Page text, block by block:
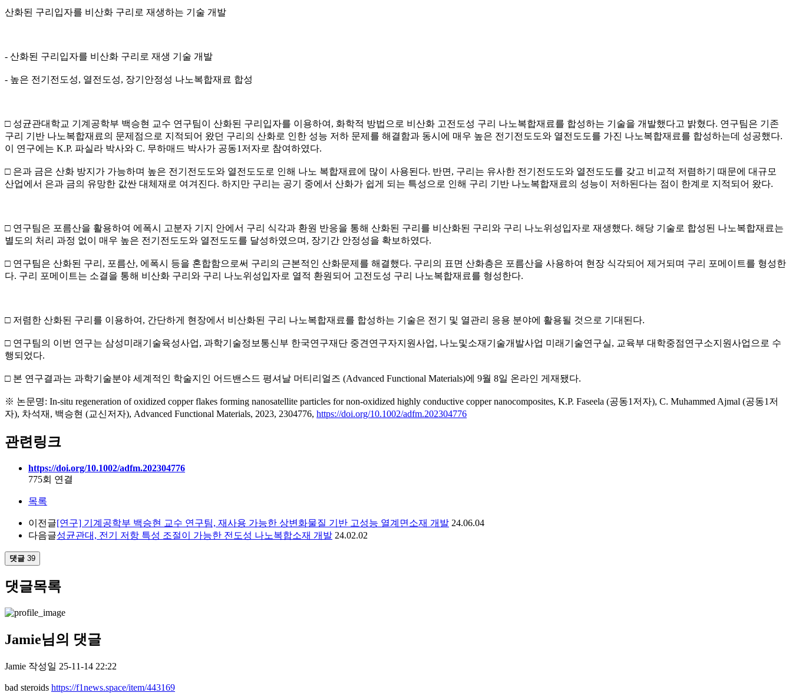
산화된 구리입자를 비산화 구리로 재생하는 기술 개발
- 산화된 구리입자를 비산화 구리로 재생 기술 개발
- 높은 전기전도성, 열전도성, 장기안정성 나노복합재료 합성
□ 성균관대학교 기계공학부 백승현 교수 연구팀이 산화된 구리입자를 이용하여, 화학적 방법으로 비산화 고전도성 구리 나노복합재료를 합성하는 기술을 개발했다고 밝혔다. 연구팀은 기존
구리 기반 나노복합재료의 문제점으로 지적되어 왔던 구리의 산화로 인한 성능 저하 문제를 해결함과 동시에 매우 높은 전기전도도와 열전도도를 가진 나노복합재료를 합성하는데 성공했다.
이 연구에는 K.P. 파실라 박사와 C. 무하매드 박사가 공동1저자로 참여하였다.
□ 은과 금은 산화 방지가 가능하며 높은 전기전도도와 열전도도로 인해 나노 복합재료에 많이 사용된다. 반면, 구리는 유사한 전기전도도와 열전도도를 갖고 비교적 저렴하기 때문에 대규모
산업에서 은과 금의 유망한 값싼 대체재로 여겨진다. 하지만 구리는 공기 중에서 산화가 쉽게 되는 특성으로 인해 구리 기반 나노복합재료의 성능이 저하된다는 점이 한계로 지적되어 왔다.
□ 연구팀은 포름산을 활용하여 에폭시 고분자 기지 안에서 구리 식각과 환원 반응을 통해 산화된 구리를 비산화된 구리와 구리 나노위성입자로 재생했다. 해당 기술로 합성된 나노복합재료는
별도의 처리 과정 없이 매우 높은 전기전도도와 열전도도를 달성하였으며, 장기간 안정성을 확보하였다.
□ 연구팀은 산화된 구리, 포름산, 에폭시 등을 혼합함으로써 구리의 근본적인 산화문제를 해결했다. 구리의 표면 산화층은 포름산을 사용하여 현장 식각되어 제거되며 구리 포메이트를 형성한
다. 구리 포메이트는 소결을 통해 비산화 구리와 구리 나노위성입자로 열적 환원되어 고전도성 구리 나노복합재료를 형성한다.
□ 저렴한 산화된 구리를 이용하여, 간단하게 현장에서 비산화된 구리 나노복합재료를 합성하는 기술은 전기 및 열관리 응용 분야에 활용될 것으로 기대된다.
□ 연구팀의 이번 연구는 삼성미래기술육성사업, 과학기술정보통신부 한국연구재단 중견연구자지원사업, 나노및소재기술개발사업 미래기술연구실, 교육부 대학중점연구소지원사업으로 수
행되었다.
□ 본 연구결과는 과학기술분야 세계적인 학술지인 어드밴스드 평셔날 머티리얼즈 (Advanced Functional Materials)에 9월 8일 온라인 게재됐다.
※ 논문명: In-situ regeneration of oxidized copper flakes forming nanosatellite particles for non-oxidized highly conductive copper nanocomposites, K.P. Faseela (공동1저자), C. Muhammed Ajmal (공동1저
자), 차석재, 백승현 (교신저자), Advanced Functional Materials, 2023, 2304776, https://doi.org/10.1002/adfm.202304776
관련링크
https://doi.org/10.1002/adfm.202304776
775회 연결
목록
이전글[연구] 기계공학부 백승현 교수 연구팀, 재사용 가능한 상변화물질 기반 고성능 열계면소재 개발 24.06.04
다음글성균관대, 전기 저항 특성 조절이 가능한 전도성 나노복합소재 개발 24.02.02
댓글 39
댓글목록
Jamie님의 댓글
Jamie 작성일 25-11-14 22:22
bad steroids https://f1news.space/item/443169